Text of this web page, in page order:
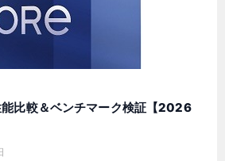
比較＆ベンチマーク検証【2026